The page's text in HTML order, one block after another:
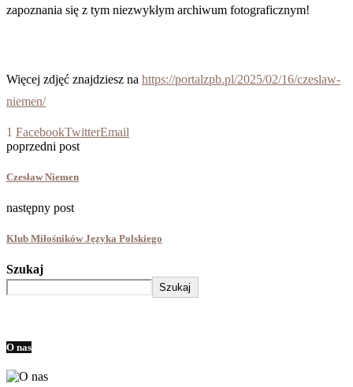
zapoznania się z tym niezwykłym archiwum fotograficznym!
Więcej zdjęć znajdziesz na https://portalzpb.pl/2025/02/16/czeslaw-
niemen/
1 FacebookTwitterEmail
poprzedni post
Czesław Niemen
następny post
Klub Miłośników Języka Polskiego
Szukaj
Szukaj
O nas